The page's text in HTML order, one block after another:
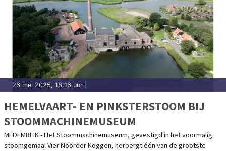
26 mei 2025, 18:16 uur
HEMELVAART- EN PINKSTERSTOOM BIJ
STOOMMACHINEMUSEUM
MEDEMBLIK - Het Stoommachinemuseum, gevestigd in het voormalig
stoomgemaal Vier Noorder Koggen, herbergt één van de grootste